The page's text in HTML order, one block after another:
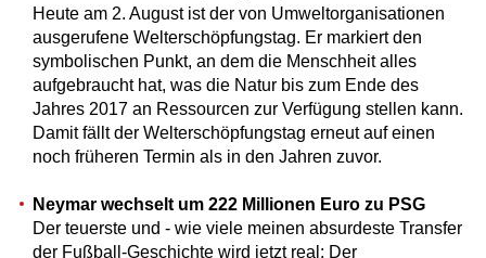
Heute am 2. August ist der von Umweltorganisationen
ausgerufene Welterschöpfungstag. Er markiert den
symbolischen Punkt, an dem die Menschheit alles
aufgebraucht hat, was die Natur bis zum Ende des
Jahres 2017 an Ressourcen zur Verfügung stellen kann.
Damit fällt der Welterschöpfungstag erneut auf einen
noch früheren Termin als in den Jahren zuvor.
Neymar wechselt um 222 Millionen Euro zu PSG
Der teuerste und - wie viele meinen absurdeste Transfer
der Fußball-Geschichte wird jetzt real: Der